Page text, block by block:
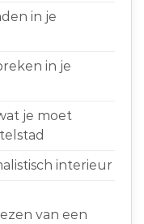
in je
in je
je moet
interieur
van een